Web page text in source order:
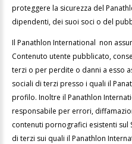
proteggere la sicurezza del
dipendenti, dei suoi soci o del
Il Panathlon International non
Contenuto utente pubblicato,
terzi o per perdite o danni a esso
sociali di terzi presso i quali il
profilo. Inoltre il Panathlon
responsabile per errori,
contenuti pornografici esistenti sul
di terzi sui quali il Panathlon